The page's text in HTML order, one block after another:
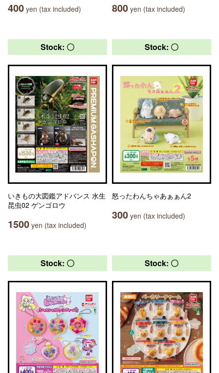
400 yen (tax included) 800 yen (tax included)
Stock: 〇
いきもの大図鑑アドバンス 水生
昆虫02 ゲンゴロウ
1500 yen (tax included)
Stock: 〇
怒ったわんちゃあぁぁん2
300 yen (tax included)
Stock: 〇 Stock: 〇